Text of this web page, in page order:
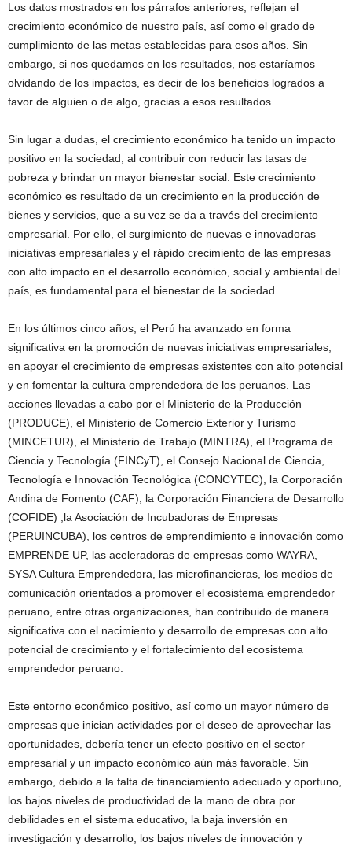
Los datos mostrados en los párrafos anteriores, reflejan el
crecimiento económico de nuestro país, así como el grado de
cumplimiento de las metas establecidas para esos años. Sin
embargo, si nos quedamos en los resultados, nos estaríamos
olvidando de los impactos, es decir de los beneficios logrados a
favor de alguien o de algo, gracias a esos resultados.
Sin lugar a dudas, el crecimiento económico ha tenido un impacto
positivo en la sociedad, al contribuir con reducir las tasas de
pobreza y brindar un mayor bienestar social. Este crecimiento
económico es resultado de un crecimiento en la producción de
bienes y servicios, que a su vez se da a través del crecimiento
empresarial. Por ello, el surgimiento de nuevas e innovadoras
iniciativas empresariales y el rápido crecimiento de las empresas
con alto impacto en el desarrollo económico, social y ambiental del
país, es fundamental para el bienestar de la sociedad.
En los últimos cinco años, el Perú ha avanzado en forma
significativa en la promoción de nuevas iniciativas empresariales,
en apoyar el crecimiento de empresas existentes con alto potencial
y en fomentar la cultura emprendedora de los peruanos. Las
acciones llevadas a cabo por el Ministerio de la Producción
(PRODUCE), el Ministerio de Comercio Exterior y Turismo
(MINCETUR), el Ministerio de Trabajo (MINTRA), el Programa de
Ciencia y Tecnología (FINCyT), el Consejo Nacional de Ciencia,
Tecnología e Innovación Tecnológica (CONCYTEC), la Corporación
Andina de Fomento (CAF), la Corporación Financiera de Desarrollo
(COFIDE) ,la Asociación de Incubadoras de Empresas
(PERUINCUBA), los centros de emprendimiento e innovación como
EMPRENDE UP, las aceleradoras de empresas como WAYRA,
SYSA Cultura Emprendedora, las microfinancieras, los medios de
comunicación orientados a promover el ecosistema emprendedor
peruano, entre otras organizaciones, han contribuido de manera
significativa con el nacimiento y desarrollo de empresas con alto
potencial de crecimiento y el fortalecimiento del ecosistema
emprendedor peruano.
Este entorno económico positivo, así como un mayor número de
empresas que inician actividades por el deseo de aprovechar las
oportunidades, debería tener un efecto positivo en el sector
empresarial y un impacto económico aún más favorable. Sin
embargo, debido a la falta de financiamiento adecuado y oportuno,
los bajos niveles de productividad de la mano de obra por
debilidades en el sistema educativo, la baja inversión en
investigación y desarrollo, los bajos niveles de innovación y